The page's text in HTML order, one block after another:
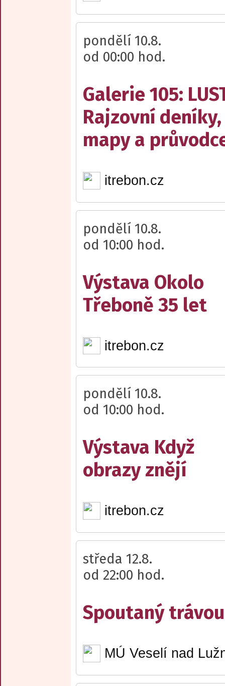
pondělí 10.8.
od 00:00 hod.
Galerie 105:
Rajzovní deníky,
mapy a
itrebon.cz
pondělí 10.8.
od 10:00 hod.
Výstava Okolo
Třeboně 35 let
itrebon.cz
pondělí 10.8.
od 10:00 hod.
Výstava Když
obrazy znějí
itrebon.cz
středa 12.8.
od 22:00 hod.
Spoutaný
MÚ Veselí nad